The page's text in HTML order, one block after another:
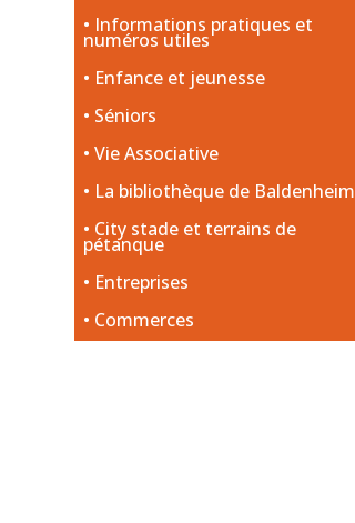
Informations pratiques et
numéros utiles
Enfance et jeunesse
Séniors
Vie Associative
La bibliothèque de Baldenheim
City stade et terrains de
pétanque
Entreprises
Commerces